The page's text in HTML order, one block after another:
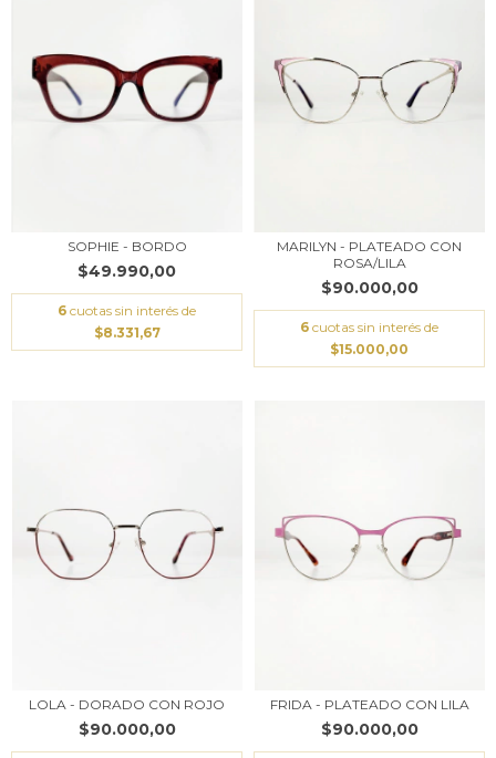
SOPHIE - BORDO
$49.990,00
6 cuotas sin interés de
$8.331,67
MARILYN - PLATEADO CON
ROSA/LILA
$90.000,00
6 cuotas sin interés de
$15.000,00
LOLA - DORADO CON ROJO
$90.000,00
FRIDA - PLATEADO CON LILA
$90.000,00